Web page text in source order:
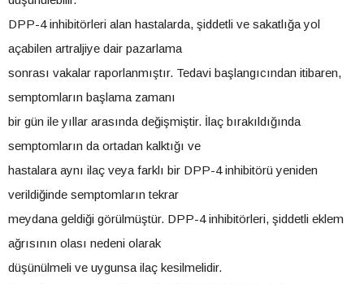
DPP-4 inhibitörleri alan hastalarda, şiddetli ve sakatlığa yol
açabilen artraljiye dair pazarlama
sonrası vakalar raporlanmıştır. Tedavi başlangıcından itibaren,
semptomların başlama zamanı
bir gün ile yıllar arasında değişmiştir. İlaç bırakıldığında
semptomların da ortadan kalktığı ve
hastalara aynı ilaç veya farklı bir DPP-4 inhibitörü yeniden
verildiğinde semptomların tekrar
meydana geldiği görülmüştür. DPP-4 inhibitörleri, şiddetli eklem
ağrısının olası nedeni olarak
düşünülmeli ve uygunsa ilaç kesilmelidir.